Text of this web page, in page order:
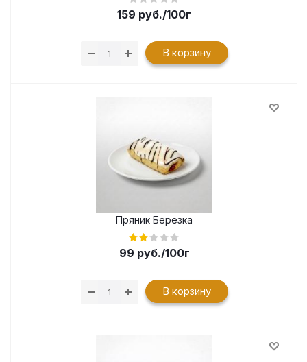
159 руб./100г
В корзину
Пряник Березка
99 руб./100г
В корзину